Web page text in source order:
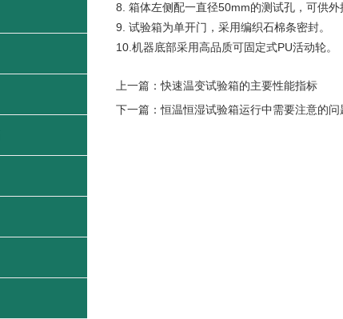
8. 箱体左侧配一直径50mm的测试孔，可供外
9. 试验箱为单开门，采用编织石棉条密封。
10.机器底部采用高品质可固定式PU活动轮。
上一篇：快速温变试验箱的主要性能指标
下一篇：恒温恒湿试验箱运行中需要注意的问